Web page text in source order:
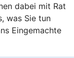
dabei mit Rat
was Sie tun
Eingemachte